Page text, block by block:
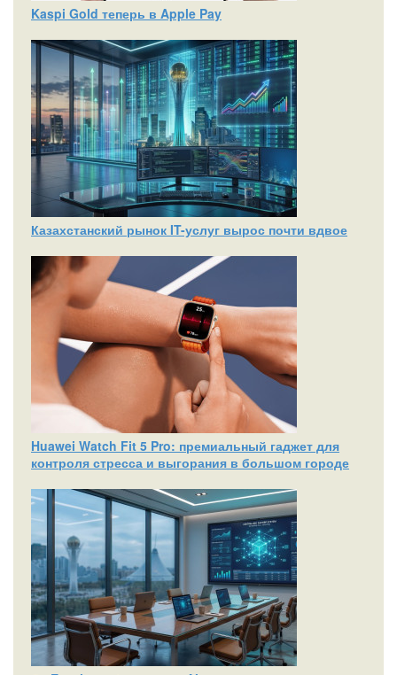
Kaspi Gold теперь в Apple Pay
Казахстанский рынок IT-услуг вырос почти вдвое
Huawei Watch Fit 5 Pro: премиальный гаджет для
контроля стресса и выгорания в большом городе